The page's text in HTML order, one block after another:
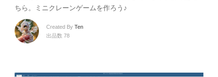
ちら。ミニクレーンゲームを作ろう♪
Created By Ten
出品数 78